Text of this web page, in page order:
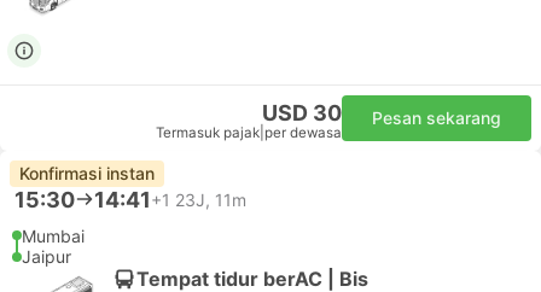
USD 30
Termasuk pajak per dewasa
Pesan sekarang
Konfirmasi instan
15:30 14:41+1 23J, 11m
Mumbai
Jaipur
Tempat tidur berAC | Bis